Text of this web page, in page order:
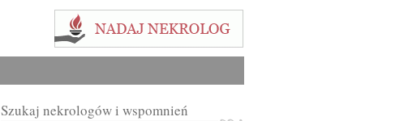
Szukaj nekrologów i wspomnień